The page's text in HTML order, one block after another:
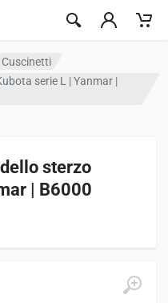
Cuscinetti
serie L | Yanmar |
sterzo
| B6000